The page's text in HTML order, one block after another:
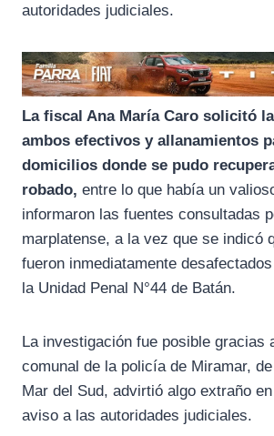
autoridades judiciales.
La fiscal Ana María Caro solicitó
ambos efectivos y allanamientos
domicilios donde se pudo
robado, entre lo que había un
informaron las fuentes consultadas
marplatense, a la vez que se indicó
fueron inmediatamente
la Unidad Penal N°44 de Batán.
La investigación fue posible gracias
comunal de la policía de Miramar,
Mar del Sud, advirtió algo extraño
aviso a las autoridades judiciales.